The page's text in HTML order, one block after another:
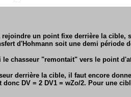
un point fixe derrière la cible,
d'Hohmann soit une demi période
le chasseur "remontait" vers le point
derrière la cible, il faut encore
DV = 2 DV1 = wZo/2. Pour une